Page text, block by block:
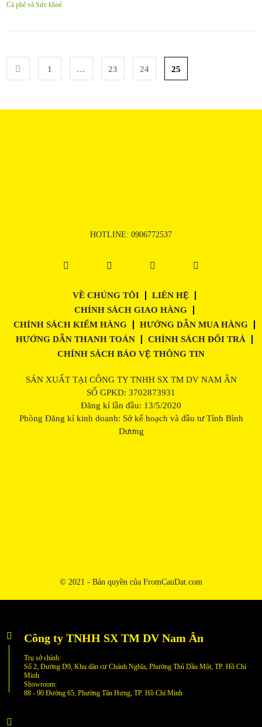
Cà phê và Sức khoẻ
1 … 23 24 25
HOTLINE: 0906772537
VỀ CHÚNG TÔI
LIÊN HỆ
CHÍNH SÁCH GIAO HÀNG
CHÍNH SÁCH KIỂM HÀNG
HƯỚNG DẪN MUA HÀNG
HƯỚNG DẪN THANH TOÁN
CHÍNH SÁCH ĐỔI TRẢ
CHÍNH SÁCH BẢO VỆ THÔNG TIN
SẢN XUẤT TẠI CÔNG TY TNHH SX TM DV NAM ÂN
SỐ GPKD: 3702873931
Đăng kí lần đầu: 13/5/2020
Phòng Đăng kí kinh doanh: Sở kế hoạch và đầu tư Tỉnh Bình
Dương
© 2021 - Bản quyền của FromCauDat.com
Công ty TNHH SX TM DV Nam Ân
Trụ sở chính:
Số 2, Đường D9, Khu dân cư Chánh Nghĩa, Phường Thủ Dầu Một, TP. Hồ Chí
Minh
Showroom:
88 - 90 Đường 65, Phường Tân Hưng, TP. Hồ Chí Minh